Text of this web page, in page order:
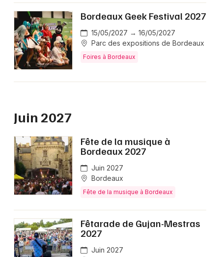
Bordeaux Geek Festival 2027
15/05/2027 → 16/05/2027
Parc des expositions de Bordeaux
Foires à Bordeaux
Juin 2027
Fête de la musique à
Bordeaux 2027
Juin 2027
Bordeaux
Fête de la musique à Bordeaux
Fêtarade de Gujan-Mestras
2027
Juin 2027